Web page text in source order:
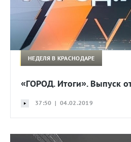
НЕДЕЛЯ В КРАСНОДАРЕ
«ГОРОД. Итоги». Выпуск
37:50 | 04.02.2019